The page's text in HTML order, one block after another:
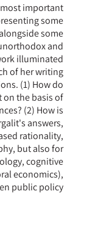
important
some
some
and
illuminated
of her writing
(1) How do
on the basis of
(2) How is
answers,
rationality,
but also for
cognitive
economics),
public policy.